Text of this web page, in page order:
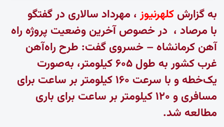
به گزارش کلهرنیوز، مهرداد سالاری در گفتگو
با مرصاد ، در خصوص آخرین وضعیت پروژه راه
آهن کرمانشاه – خسروی گفت: طرح راه‌آهن
غرب کشور به طول ۶۰۵ کیلومتر، به‌صورت
یک‌خطه و با سرعت ۱۶۰ کیلومتر بر ساعت برای
مسافری و ۱۲۰ کیلومتر بر ساعت برای باری
مطالعه شد.